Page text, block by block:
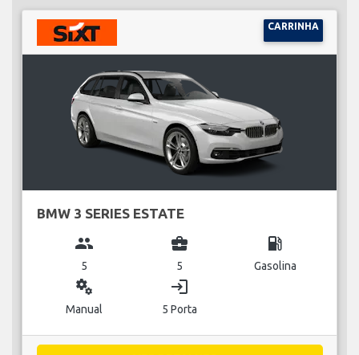
CARRINHA
BMW 3 SERIES ESTATE
group
5
business_center
5
local_gas_station
Gasolina
miscellaneous_services
Manual
login
5 Porta